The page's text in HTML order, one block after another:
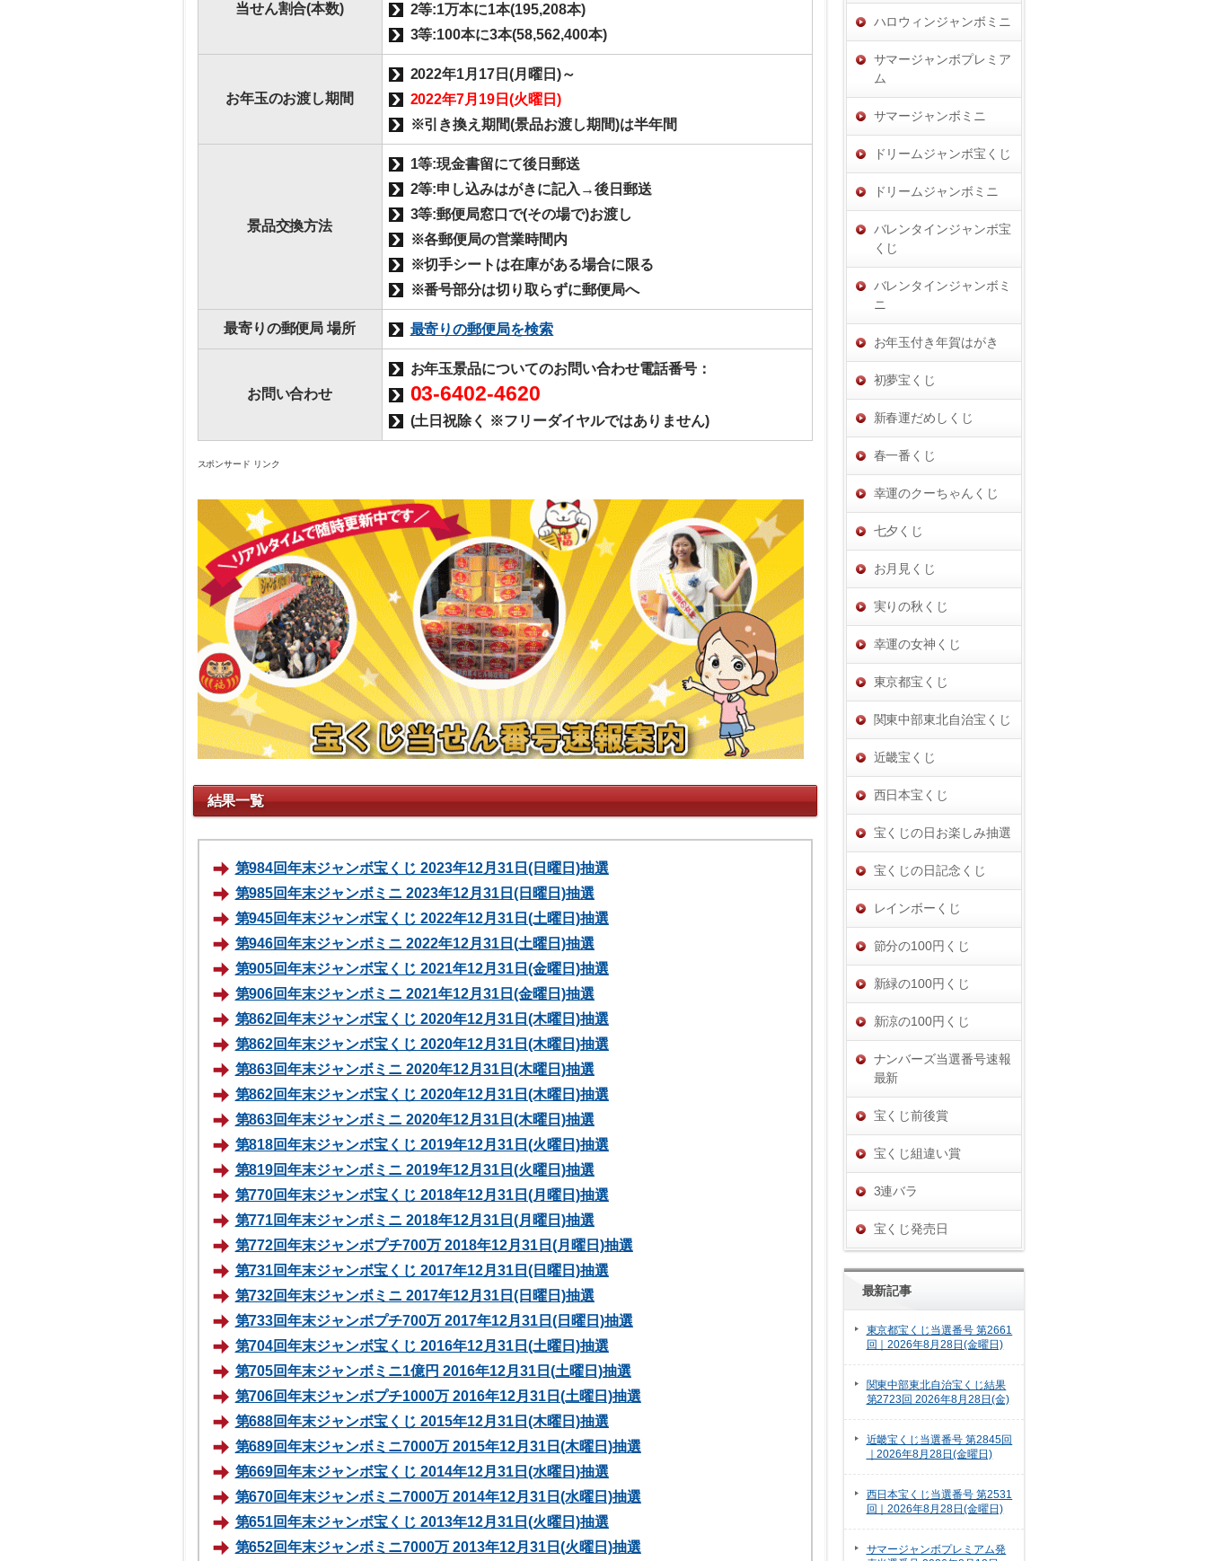
当せん割合(本数)
2等:1万本に1本(195,208本)
3等:100本に3本(58,562,400本)
お年玉のお渡し期間
2022年1月17日(月曜日)～
2022年7月19日(火曜日)
※引き換え期間(景品お渡し期間)は半年間
景品交換方法
1等:現金書留にて後日郵送
2等:申し込みはがきに記入→後日郵送
3等:郵便局窓口で(その場で)お渡し
※各郵便局の営業時間内
※切手シートは在庫がある場合に限る
※番号部分は切り取らずに郵便局へ
最寄りの郵便局 場所 最寄りの郵便局を検索
お問い合わせ
お年玉景品についてのお問い合わせ電話番号：
03-6402-4620
(土日祝除く ※フリーダイヤルではありません)
スポンサード リンク
結果一覧
第984回年末ジャンボ宝くじ 2023年12月31日(日曜日)抽選
第985回年末ジャンボミニ 2023年12月31日(日曜日)抽選
第945回年末ジャンボ宝くじ 2022年12月31日(土曜日)抽選
第946回年末ジャンボミニ 2022年12月31日(土曜日)抽選
第905回年末ジャンボ宝くじ 2021年12月31日(金曜日)抽選
第906回年末ジャンボミニ 2021年12月31日(金曜日)抽選
第862回年末ジャンボ宝くじ 2020年12月31日(木曜日)抽選
第862回年末ジャンボ宝くじ 2020年12月31日(木曜日)抽選
第863回年末ジャンボミニ 2020年12月31日(木曜日)抽選
第862回年末ジャンボ宝くじ 2020年12月31日(木曜日)抽選
第863回年末ジャンボミニ 2020年12月31日(木曜日)抽選
第818回年末ジャンボ宝くじ 2019年12月31日(火曜日)抽選
第819回年末ジャンボミニ 2019年12月31日(火曜日)抽選
第770回年末ジャンボ宝くじ 2018年12月31日(月曜日)抽選
第771回年末ジャンボミニ 2018年12月31日(月曜日)抽選
第772回年末ジャンボプチ700万 2018年12月31日(月曜日)抽選
第731回年末ジャンボ宝くじ 2017年12月31日(日曜日)抽選
第732回年末ジャンボミニ 2017年12月31日(日曜日)抽選
第733回年末ジャンボプチ700万 2017年12月31日(日曜日)抽選
第704回年末ジャンボ宝くじ 2016年12月31日(土曜日)抽選
第705回年末ジャンボミニ1億円 2016年12月31日(土曜日)抽選
第706回年末ジャンボプチ1000万 2016年12月31日(土曜日)抽選
第688回年末ジャンボ宝くじ 2015年12月31日(木曜日)抽選
第689回年末ジャンボミニ7000万 2015年12月31日(木曜日)抽選
第669回年末ジャンボ宝くじ 2014年12月31日(水曜日)抽選
第670回年末ジャンボミニ7000万 2014年12月31日(水曜日)抽選
第651回年末ジャンボ宝くじ 2013年12月31日(火曜日)抽選
第652回年末ジャンボミニ7000万 2013年12月31日(火曜日)抽選
ハロウィンジャンボミニ
サマージャンボプレミア
ム
サマージャンボミニ
ドリームジャンボ宝くじ
ドリームジャンボミニ
バレンタインジャンボ宝
くじ
バレンタインジャンボミ
ニ
お年玉付き年賀はがき
初夢宝くじ
新春運だめしくじ
春一番くじ
幸運のクーちゃんくじ
七夕くじ
お月見くじ
実りの秋くじ
幸運の女神くじ
東京都宝くじ
関東中部東北自治宝くじ
近畿宝くじ
西日本宝くじ
宝くじの日お楽しみ抽選
宝くじの日記念くじ
レインボーくじ
節分の100円くじ
新緑の100円くじ
新涼の100円くじ
ナンバーズ当選番号速報
最新
宝くじ前後賞
宝くじ組違い賞
3連バラ
宝くじ発売日
最新記事
東京都宝くじ当選番号 第2661
回｜2026年8月28日(金曜日)
関東中部東北自治宝くじ結果
第2723回 2026年8月28日(金)
近畿宝くじ当選番号 第2845回
｜2026年8月28日(金曜日)
西日本宝くじ当選番号 第2531
回｜2026年8月28日(金曜日)
サマージャンボプレミアム発